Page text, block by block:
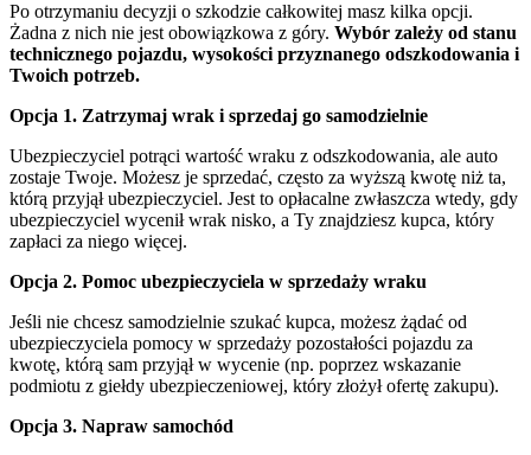
Po otrzymaniu decyzji o szkodzie całkowitej masz kilka opcji.
Żadna z nich nie jest obowiązkowa z góry. Wybór zależy od stanu
technicznego pojazdu, wysokości przyznanego odszkodowania i
Twoich potrzeb.
Opcja 1. Zatrzymaj wrak i sprzedaj go samodzielnie
Ubezpieczyciel potrąci wartość wraku z odszkodowania, ale auto
zostaje Twoje. Możesz je sprzedać, często za wyższą kwotę niż ta,
którą przyjął ubezpieczyciel. Jest to opłacalne zwłaszcza wtedy, gdy
ubezpieczyciel wycenił wrak nisko, a Ty znajdziesz kupca, który
zapłaci za niego więcej.
Opcja 2. Pomoc ubezpieczyciela w sprzedaży wraku
Jeśli nie chcesz samodzielnie szukać kupca, możesz żądać od
ubezpieczyciela pomocy w sprzedaży pozostałości pojazdu za
kwotę, którą sam przyjął w wycenie (np. poprzez wskazanie
podmiotu z giełdy ubezpieczeniowej, który złożył ofertę zakupu).
Opcja 3. Napraw samochód